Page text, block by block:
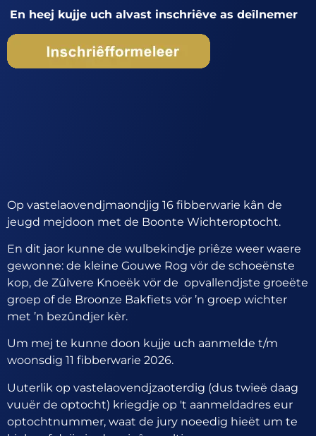
En heej kujje uch alvast inschriêve as deîlnemer
Op vastelaovendjmaondjig 16 fibberwarie kân de
jeugd mejdoon met de Boonte Wichteroptocht.
En dit jaor kunne de wulbekindje priêze weer waere
gewonne: de kleine Gouwe Rog vör de schoeënste
kop, de Zûlvere Knoeëk vör de opvallendjste groeëte
groep of de Broonze Bakfiets vör ’n groep wichter
met ’n bezûndjer kèr.
Um mej te kunne doon kujje uch aanmelde t/m
woonsdig 11 fibberwarie 2026.
Uuterlik op vastelaovendjzaoterdig (dus twieë daag
vuuër de optocht) kriegdje op 't aanmeldadres eur
optochtnummer, waat de jury noeedig hieët um te